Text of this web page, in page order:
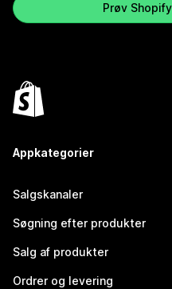
Prøv
Appkategorier
Salgskanaler
Søgning efter produkter
Salg af produkter
Ordrer og levering